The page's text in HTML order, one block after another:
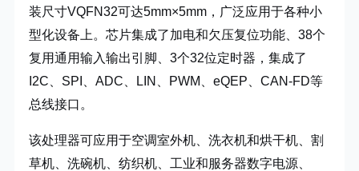
装尺寸VQFN32可达5mm×5mm，广泛应用于各种小
型化设备上。芯片集成了加电和欠压复位功能、38个
复用通用输入输出引脚、3个32位定时器，集成了
I2C、SPI、ADC、LIN、PWM、eQEP、CAN-FD等
总线接口。
该处理器可应用于空调室外机、洗衣机和烘干机、割
草机、洗碗机、纺织机、工业和服务器数字电源、